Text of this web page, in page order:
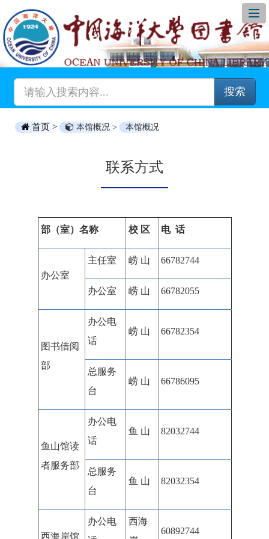
搜索
首页 > 本馆概况 > 本馆概况
联系方式
部（室）名称 校 区 电 话
办公室
主任室 崂 山 66782744
办公室 崂 山 66782055
图书借阅
部
办公电
话
崂 山 66782354
总服务
台
崂 山 66786095
鱼山馆读
者服务部
办公电
话
鱼 山 82032744
总服务
台
鱼 山 82032354
西海岸馆
办公电
西海
60892744